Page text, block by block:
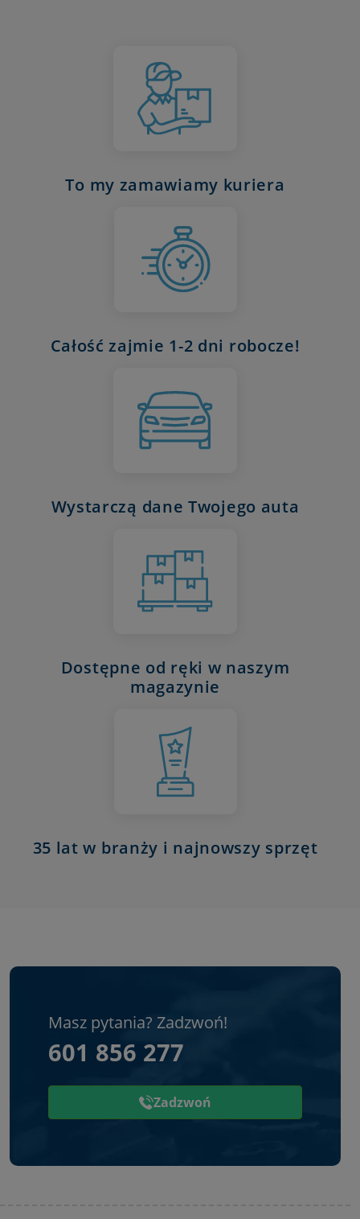
To my zamawiamy kuriera
Całość zajmie 1-2 dni robocze!
Wystarczą dane Twojego auta
Dostępne od ręki w naszym
magazynie
35 lat w branży i najnowszy sprzęt
Masz pytania? Zadzwoń!
601 856 277
Zadzwoń